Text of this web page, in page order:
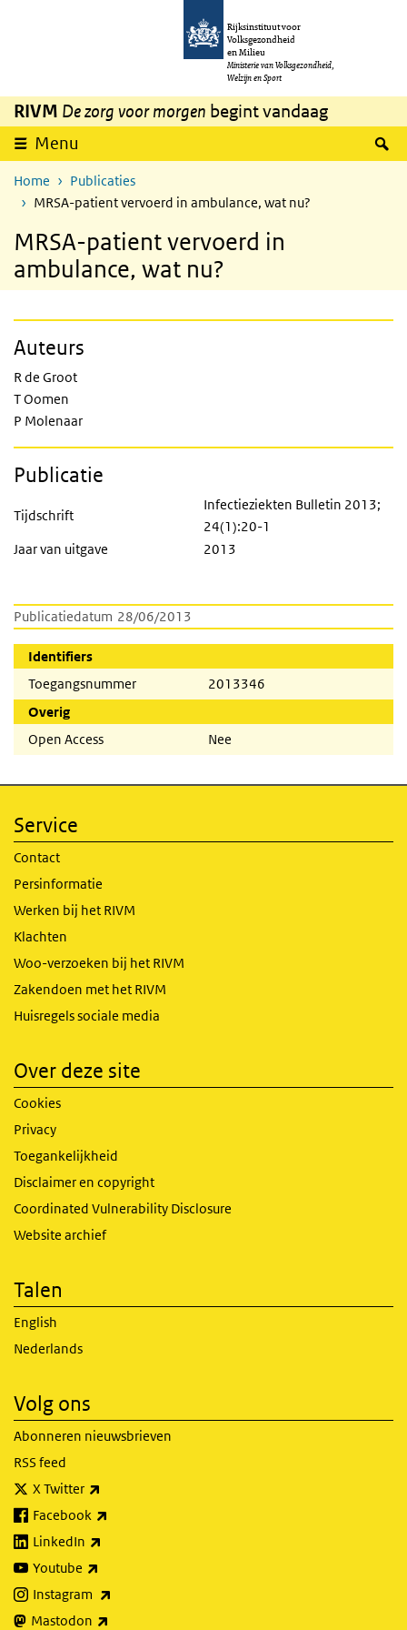
Overslaan en naar de inhoud gaan
Rijksinstituut voor
Volksgezondheid
en Milieu
Ministerie van Volksgezondheid,
Welzijn en Sport
RIVM De zorg voor morgen begint vandaag
Menu
Home
Publicaties
MRSA-patient vervoerd in ambulance, wat nu?
MRSA-patient vervoerd in
ambulance, wat nu?
Publicatiedatum 28/06/2013
Identifiers
Toegangsnummer
2013346
Overig
Open Access
Nee
Auteurs
R de Groot
T Oomen
P Molenaar
Publicatie
Tijdschrift
Infectieziekten Bulletin 2013;
24(1):20-1
Jaar van uitgave
2013
Service
Contact
Persinformatie
Werken bij het RIVM
Klachten
Woo-verzoeken bij het RIVM
Zakendoen met het RIVM
Huisregels sociale media
Over deze site
Cookies
Privacy
Toegankelijkheid
Disclaimer en copyright
Coordinated Vulnerability Disclosure
Website archief
Talen
English
Nederlands
Volg ons
Abonneren nieuwsbrieven
RSS feed
X Twitter
Facebook
LinkedIn
Youtube
Instagram
Mastodon